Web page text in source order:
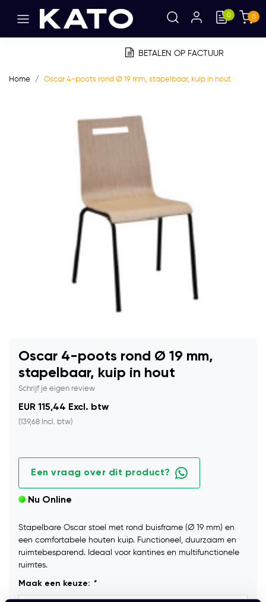
0 0
BETALEN OP FACTUUR
Home Oscar 4-poots rond Ø 19 mm, stapelbaar, kuip in hout
Oscar 4-poots rond Ø 19 mm,
stapelbaar, kuip in hout
Schrijf je eigen review
EUR 115,44 Excl. btw
(139,68 Incl. btw)
Een vraag over dit product?
Nu Online
Stapelbare Oscar stoel met rond buisframe (Ø 19 mm) en
een comfortabele houten kuip. Functioneel, duurzaam en
ruimtebesparend. Ideaal voor kantines en multifunctionele
ruimtes.
Maak een keuze: *